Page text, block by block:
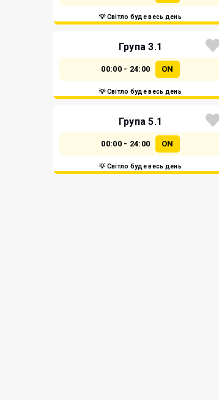
💡 Світло буде весь день
Група 3.1
00:00 - 24:00 ON
💡 Світло буде весь день
Група 5.1
00:00 - 24:00 ON
💡 Світло буде весь день